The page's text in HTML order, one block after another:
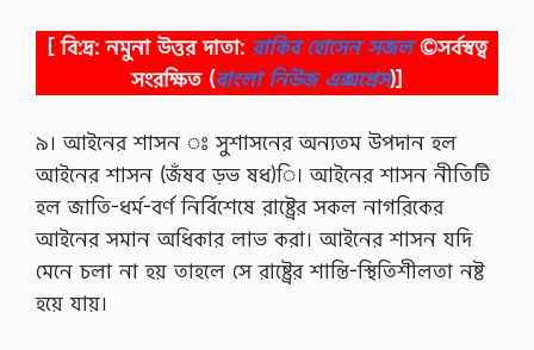
[ বি:দ্র: নমুনা উত্তর দাতা: রাকিব হোসেন সজল©সর্বস্বত্ব
সংরক্ষিত (বাংলা নিউজ এক্সপ্রেস)]
৯। আইনের শাসন ঃ সুশাসনের অন্যতম উপদান হল
আইনের শাসন (জঁষব ড়ভ ষধ)ি। আইনের শাসন নীতিটি
হল জাতি-ধর্ম-বর্ণ নির্বিশেষে রাষ্ট্রের সকল নাগরিকের
আইনের সমান অধিকার লাভ করা। আইনের শাসন যদি
মেনে চলা না হয় তাহলে সে রাষ্ট্রের শান্তি-স্থিতিশীলতা নষ্ট
হয়ে যায়।